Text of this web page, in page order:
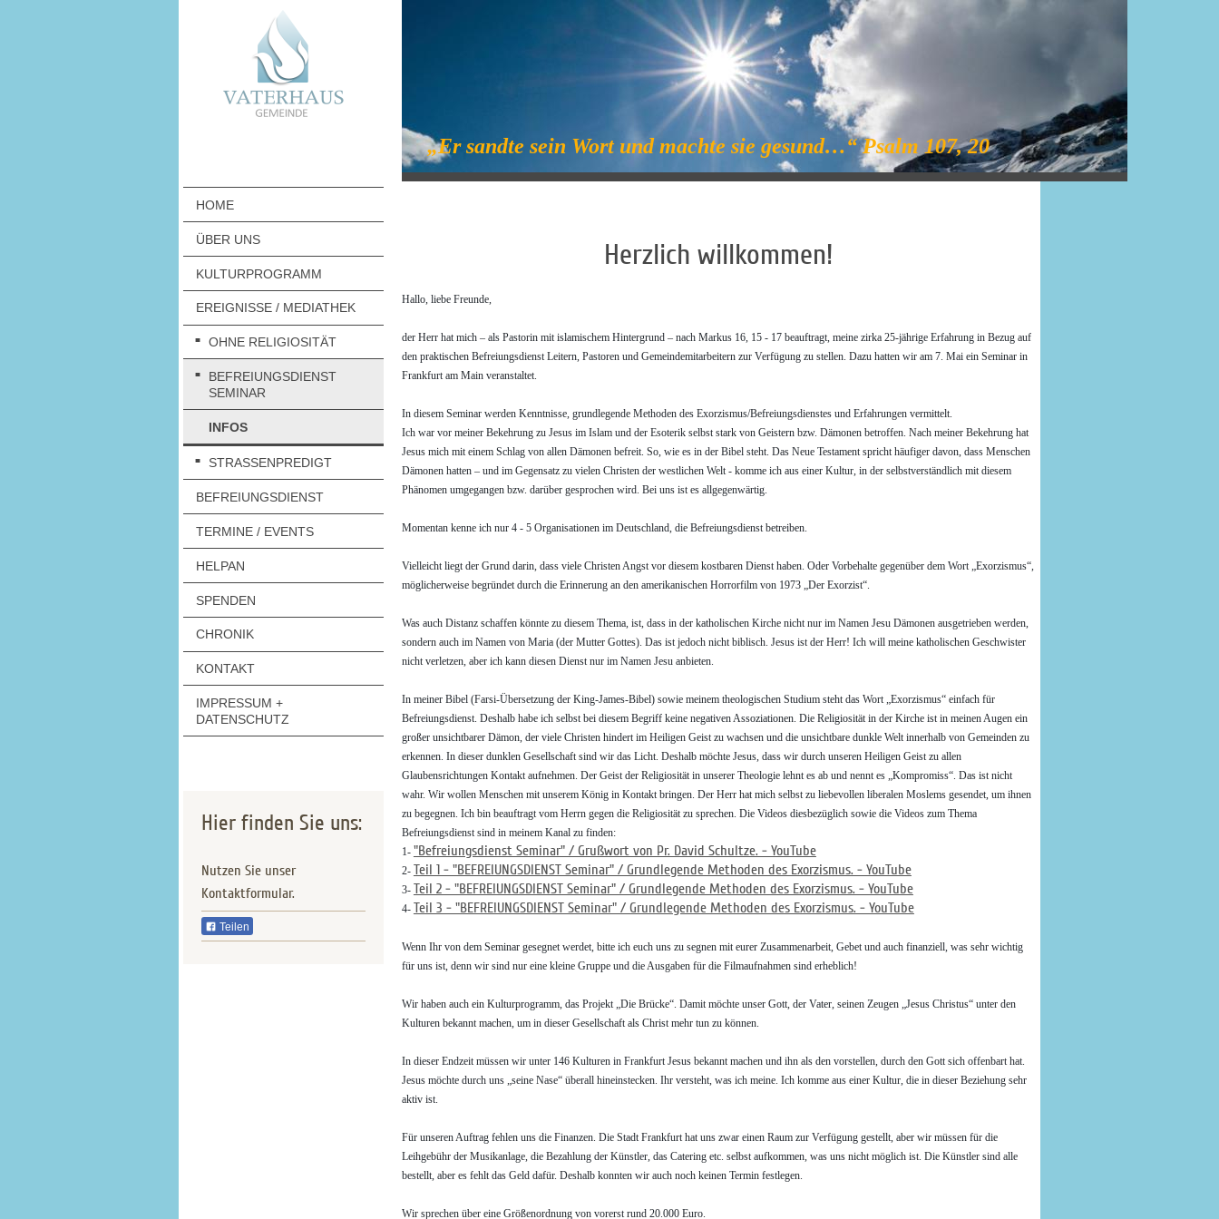
HOME
ÜBER UNS
KULTURPROGRAMM
EREIGNISSE / MEDIATHEK
OHNE RELIGIOSITÄT
BEFREIUNGSDIENST
SEMINAR
INFOS
STRASSENPREDIGT
BEFREIUNGSDIENST
TERMINE / EVENTS
HELPAN
SPENDEN
CHRONIK
KONTAKT
IMPRESSUM +
DATENSCHUTZ
Hier finden Sie uns:
Nutzen Sie unser
Kontaktformular.
Teilen
„Er sandte sein Wort und machte sie gesund…“ Psalm 107, 20
Herzlich willkommen!
Hallo, liebe Freunde,
der Herr hat mich – als Pastorin mit islamischem Hintergrund – nach Markus 16, 15 - 17 beauftragt, meine zirka 25-jährige Erfahrung in Bezug auf
den praktischen Befreiungsdienst Leitern, Pastoren und Gemeindemitarbeitern zur Verfügung zu stellen. Dazu hatten wir am 7. Mai ein Seminar in
Frankfurt am Main veranstaltet.
In diesem Seminar werden Kenntnisse, grundlegende Methoden des Exorzismus/Befreiungsdienstes und Erfahrungen vermittelt.
Ich war vor meiner Bekehrung zu Jesus im Islam und der Esoterik selbst stark von Geistern bzw. Dämonen betroffen. Nach meiner Bekehrung hat
Jesus mich mit einem Schlag von allen Dämonen befreit. So, wie es in der Bibel steht. Das Neue Testament spricht häufiger davon, dass Menschen
Dämonen hatten – und im Gegensatz zu vielen Christen der westlichen Welt - komme ich aus einer Kultur, in der selbstverständlich mit diesem
Phänomen umgegangen bzw. darüber gesprochen wird. Bei uns ist es allgegenwärtig.
Momentan kenne ich nur 4 - 5 Organisationen im Deutschland, die Befreiungsdienst betreiben.
Vielleicht liegt der Grund darin, dass viele Christen Angst vor diesem kostbaren Dienst haben. Oder Vorbehalte gegenüber dem Wort „Exorzismus“,
möglicherweise begründet durch die Erinnerung an den amerikanischen Horrorfilm von 1973 „Der Exorzist“.
Was auch Distanz schaffen könnte zu diesem Thema, ist, dass in der katholischen Kirche nicht nur im Namen Jesu Dämonen ausgetrieben werden,
sondern auch im Namen von Maria (der Mutter Gottes). Das ist jedoch nicht biblisch. Jesus ist der Herr! Ich will meine katholischen Geschwister
nicht verletzen, aber ich kann diesen Dienst nur im Namen Jesu anbieten.
In meiner Bibel (Farsi-Übersetzung der King-James-Bibel) sowie meinem theologischen Studium steht das Wort „Exorzismus“ einfach für
Befreiungsdienst. Deshalb habe ich selbst bei diesem Begriff keine negativen Assoziationen. Die Religiosität in der Kirche ist in meinen Augen ein
großer unsichtbarer Dämon, der viele Christen hindert im Heiligen Geist zu wachsen und die unsichtbare dunkle Welt innerhalb von Gemeinden zu
erkennen. In dieser dunklen Gesellschaft sind wir das Licht. Deshalb möchte Jesus, dass wir durch unseren Heiligen Geist zu allen
Glaubensrichtungen Kontakt aufnehmen. Der Geist der Religiosität in unserer Theologie lehnt es ab und nennt es „Kompromiss“. Das ist nicht
wahr. Wir wollen Menschen mit unserem König in Kontakt bringen. Der Herr hat mich selbst zu liebevollen liberalen Moslems gesendet, um ihnen
zu begegnen. Ich bin beauftragt vom Herrn gegen die Religiosität zu sprechen. Die Videos diesbezüglich sowie die Videos zum Thema
Befreiungsdienst sind in meinem Kanal zu finden:
1- "Befreiungsdienst Seminar" / Grußwort von Pr. David Schultze. - YouTube
2- Teil 1 - "BEFREIUNGSDIENST Seminar" / Grundlegende Methoden des Exorzismus. - YouTube
3- Teil 2 - "BEFREIUNGSDIENST Seminar" / Grundlegende Methoden des Exorzismus. - YouTube
4- Teil 3 - "BEFREIUNGSDIENST Seminar" / Grundlegende Methoden des Exorzismus. - YouTube
Wenn Ihr von dem Seminar gesegnet werdet, bitte ich euch uns zu segnen mit eurer Zusammenarbeit, Gebet und auch finanziell, was sehr wichtig
für uns ist, denn wir sind nur eine kleine Gruppe und die Ausgaben für die Filmaufnahmen sind erheblich!
Wir haben auch ein Kulturprogramm, das Projekt „Die Brücke“. Damit möchte unser Gott, der Vater, seinen Zeugen „Jesus Christus“ unter den
Kulturen bekannt machen, um in dieser Gesellschaft als Christ mehr tun zu können.
In dieser Endzeit müssen wir unter 146 Kulturen in Frankfurt Jesus bekannt machen und ihn als den vorstellen, durch den Gott sich offenbart hat.
Jesus möchte durch uns „seine Nase“ überall hineinstecken. Ihr versteht, was ich meine. Ich komme aus einer Kultur, die in dieser Beziehung sehr
aktiv ist.
Für unseren Auftrag fehlen uns die Finanzen. Die Stadt Frankfurt hat uns zwar einen Raum zur Verfügung gestellt, aber wir müssen für die
Leihgebühr der Musikanlage, die Bezahlung der Künstler, das Catering etc. selbst aufkommen, was uns nicht möglich ist. Die Künstler sind alle
bestellt, aber es fehlt das Geld dafür. Deshalb konnten wir auch noch keinen Termin festlegen.
Wir sprechen über eine Größenordnung von vorerst rund 20.000 Euro.